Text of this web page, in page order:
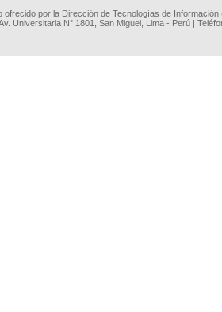
ofrecido por la Dirección de Tecnologías de
Universitaria N° 1801, San Miguel, Lima - Perú |